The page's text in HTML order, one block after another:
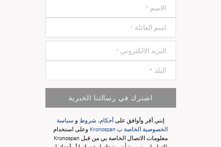
اشترك في رسالتنا الخبرية
إنني أقر وأوافق على أحكام، شروطو سياسة
الخصوصية الخاصة ب Kronospan
وعلى استخدام
معلومات الاتصال الخاصة بي من قبل Kronospan